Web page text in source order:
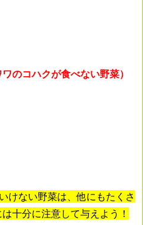
のコハクが食べない野菜）
けない野菜は、他にもたくさ
十分に注意して与えよう！